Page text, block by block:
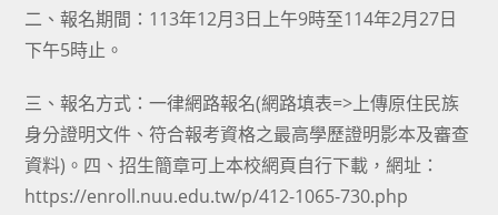
二、報名期間：113年12月3日上午9時至114年2月27日
下午5時止。
三、報名方式：一律網路報名(網路填表=>上傳原住民族
身分證明文件、符合報考資格之最高學歷證明影本及審查
資料)。四、招生簡章可上本校網頁自行下載，網址：
https://enroll.nuu.edu.tw/p/412-1065-730.php